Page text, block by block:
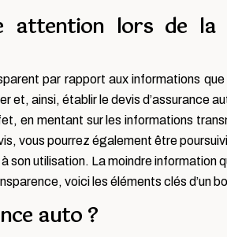
attention lors de
par rapport aux informations que
et, ainsi, établir le devis d’assurance
en mentant sur les informations
vous pourrez également être
son utilisation. La moindre
voici les éléments clés d’un
auto ?